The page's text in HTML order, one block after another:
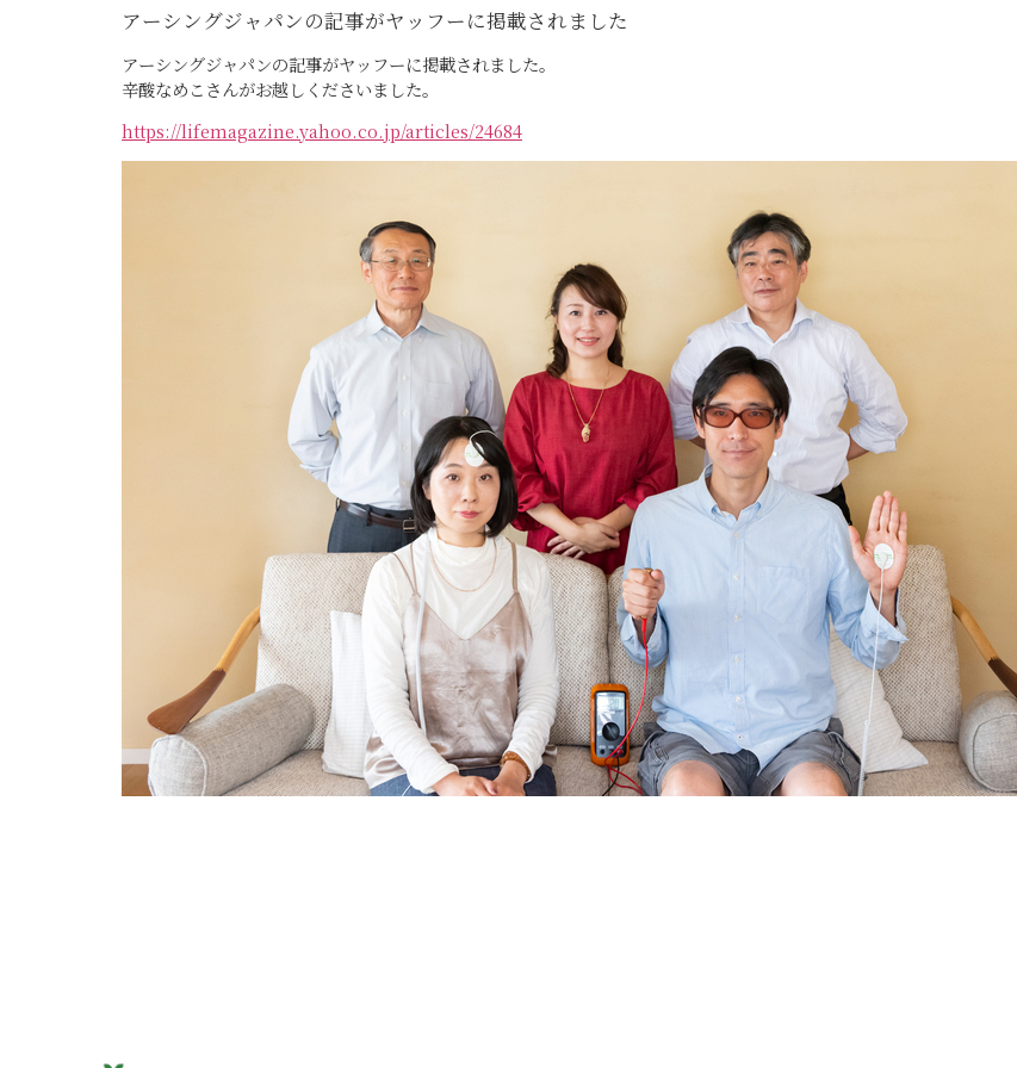
アーシングジャパンの記事がヤッフーに掲載されました
アーシングジャパンの記事がヤッフーに掲載されました。
辛酸なめこさんがお越しくださいました。
https://lifemagazine.yahoo.co.jp/articles/24684